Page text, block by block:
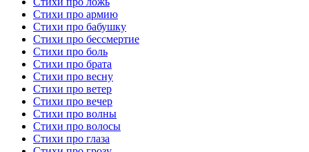
Стихи про армию
Стихи про бабушку
Стихи про бессмертие
Стихи про боль
Стихи про брата
Стихи про весну
Стихи про ветер
Стихи про вечер
Стихи про волны
Стихи про волосы
Стихи про глаза